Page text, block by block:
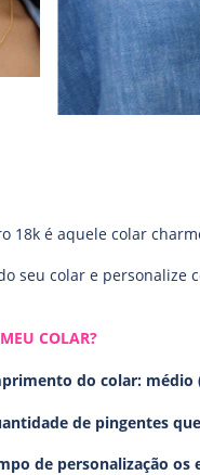
18k é aquele colar
seu colar e
COLAR?
do colar: médio
de pingentes
de personalização